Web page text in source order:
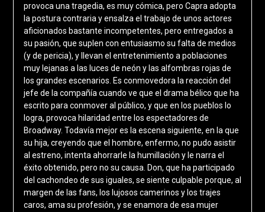
provoca una tragedia, es muy cómica, pero Capra adopta
la postura contraria y ensalza el trabajo de unos actores
aficionados bastante incompetentes, pero entregados a
su pasión, que suplen con entusiasmo su falta de medios
(y de pericia), y llevan el entretenimiento a poblaciones
muy lejanas a las luces de neón y las alfombras rojas de
los grandes escenarios. Es conmovedora la reacción del
jefe de la compañía cuando ve que el drama bélico que ha
escrito para conmover al público, y que en los pueblos lo
logra, provoca hilaridad entre los espectadores de
Broadway. Todavía mejor es la escena siguiente, en la que
su hija, creyendo que el hombre, enfermo, no pudo asistir
al estreno, intenta ahorrarle la humillación y le narra el
éxito obtenido, pero no su causa. Don, que ha participado
del cachondeo de sus iguales, se siente culpable porque, al
margen de las fans, los lujosos camerinos y los trajes
caros, ama su profesión, y se enamora de esa mujer